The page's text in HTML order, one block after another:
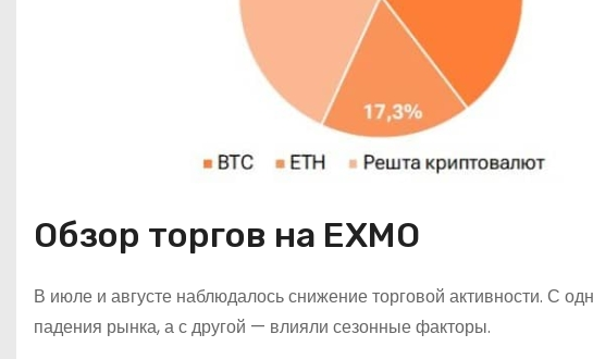
Обзор торгов на EXMO
В июле и августе наблюдалось снижение торговой активности. С
падения рынка, а с другой — влияли сезонные факторы.